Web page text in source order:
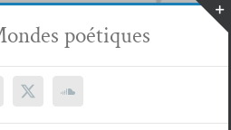
poétiques
X SoundCloud